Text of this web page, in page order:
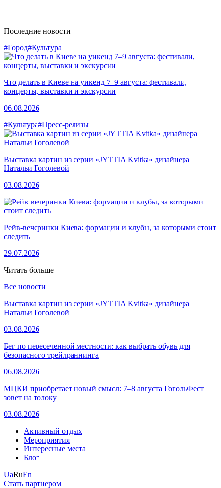
Последние новости
#Город#Культура
Что делать в Киеве на уикенд 7–9 августа: фестивали,
концерты, выставки и экскурсии
06.08.2026
#Культура#Пресс-релизы
Выставка картин из серии «JYTTIA Kvitka» дизайнера
Натальи Гоголевой
03.08.2026
Рейв-вечеринки Киева: формации и клубы, за которыми стоит
следить
29.07.2026
Читать больше
Все новости
Выставка картин из серии «JYTTIA Kvitka» дизайнера
Натальи Гоголевой
03.08.2026
Бег по пересеченной местности: как выбрать обувь для
безопасного трейлраннинга
06.08.2026
МЦКИ приобретает новый смысл: 7–8 августа ГогольФест
зовет на толоку
03.08.2026
Активный отдых
Мероприятия
Интересные места
Блог
UaRuEn
Стать партнером